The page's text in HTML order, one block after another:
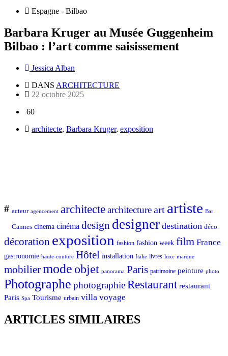
Espagne - Bilbao
Barbara Kruger au Musée Guggenheim
Bilbao : l’art comme saisissement
Jessica Alban
DANS ARCHITECTURE
22 octobre 2025
60
architecte, Barbara Kruger, exposition
# acteur agencement architectearchitectureart artiste Bar
Cannes cinema cinéma design designer destination déco
décoration exposition fashion fashion week film France
gastronomie haute-couture Hôtel installation Italie livres luxe marque
mobiliermode objet panorama Paris patrimoine peinture photo
Photographe photographieRestaurant restaurant
Paris Spa Tourisme urbain villa voyage
ARTICLES SIMILAIRES